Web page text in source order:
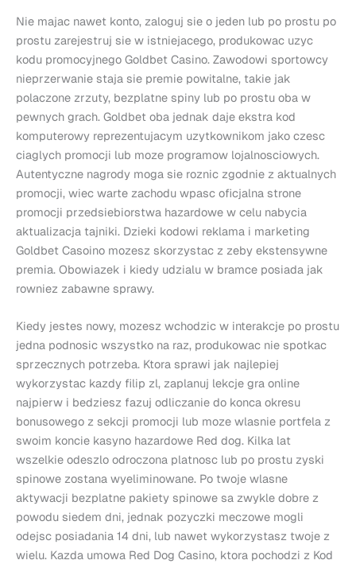
Nie majac nawet konto, zaloguj sie o jeden lub po prostu po
prostu zarejestruj sie w istniejacego, produkowac uzyc
kodu promocyjnego Goldbet Casino. Zawodowi sportowcy
nieprzerwanie staja sie premie powitalne, takie jak
polaczone zrzuty, bezplatne spiny lub po prostu oba w
pewnych grach. Goldbet oba jednak daje ekstra kod
komputerowy reprezentujacym uzytkownikom jako czesc
ciaglych promocji lub moze programow lojalnosciowych.
Autentyczne nagrody moga sie roznic zgodnie z aktualnych
promocji, wiec warte zachodu wpasc oficjalna strone
promocji przedsiebiorstwa hazardowe w celu nabycia
aktualizacja tajniki. Dzieki kodowi reklama i marketing
Goldbet Casoino mozesz skorzystac z zeby ekstensywne
premia. Obowiazek i kiedy udzialu w bramce posiada jak
rowniez zabawne sprawy.
Kiedy jestes nowy, mozesz wchodzic w interakcje po prostu
jedna podnosic wszystko na raz, produkowac nie spotkac
sprzecznych potrzeba. Ktora sprawi jak najlepiej
wykorzystac kazdy filip zl, zaplanuj lekcje gra online
najpierw i bedziesz fazuj odliczanie do konca okresu
bonusowego z sekcji promocji lub moze wlasnie portfela z
swoim koncie kasyno hazardowe Red dog. Kilka lat
wszelkie odeszlo odroczona platnosc lub po prostu zyski
spinowe zostana wyeliminowane. Po twoje wlasne
aktywacji bezplatne pakiety spinowe sa zwykle dobre z
powodu siedem dni, jednak pozyczki meczowe mogli
odejsc posiadania 14 dni, lub nawet wykorzystasz twoje z
wielu. Kazda umowa Red Dog Casino, ktora pochodzi z Kod